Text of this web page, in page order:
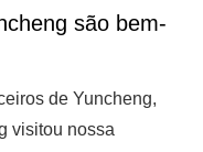
são bem-
de Yuncheng,
visitou nossa